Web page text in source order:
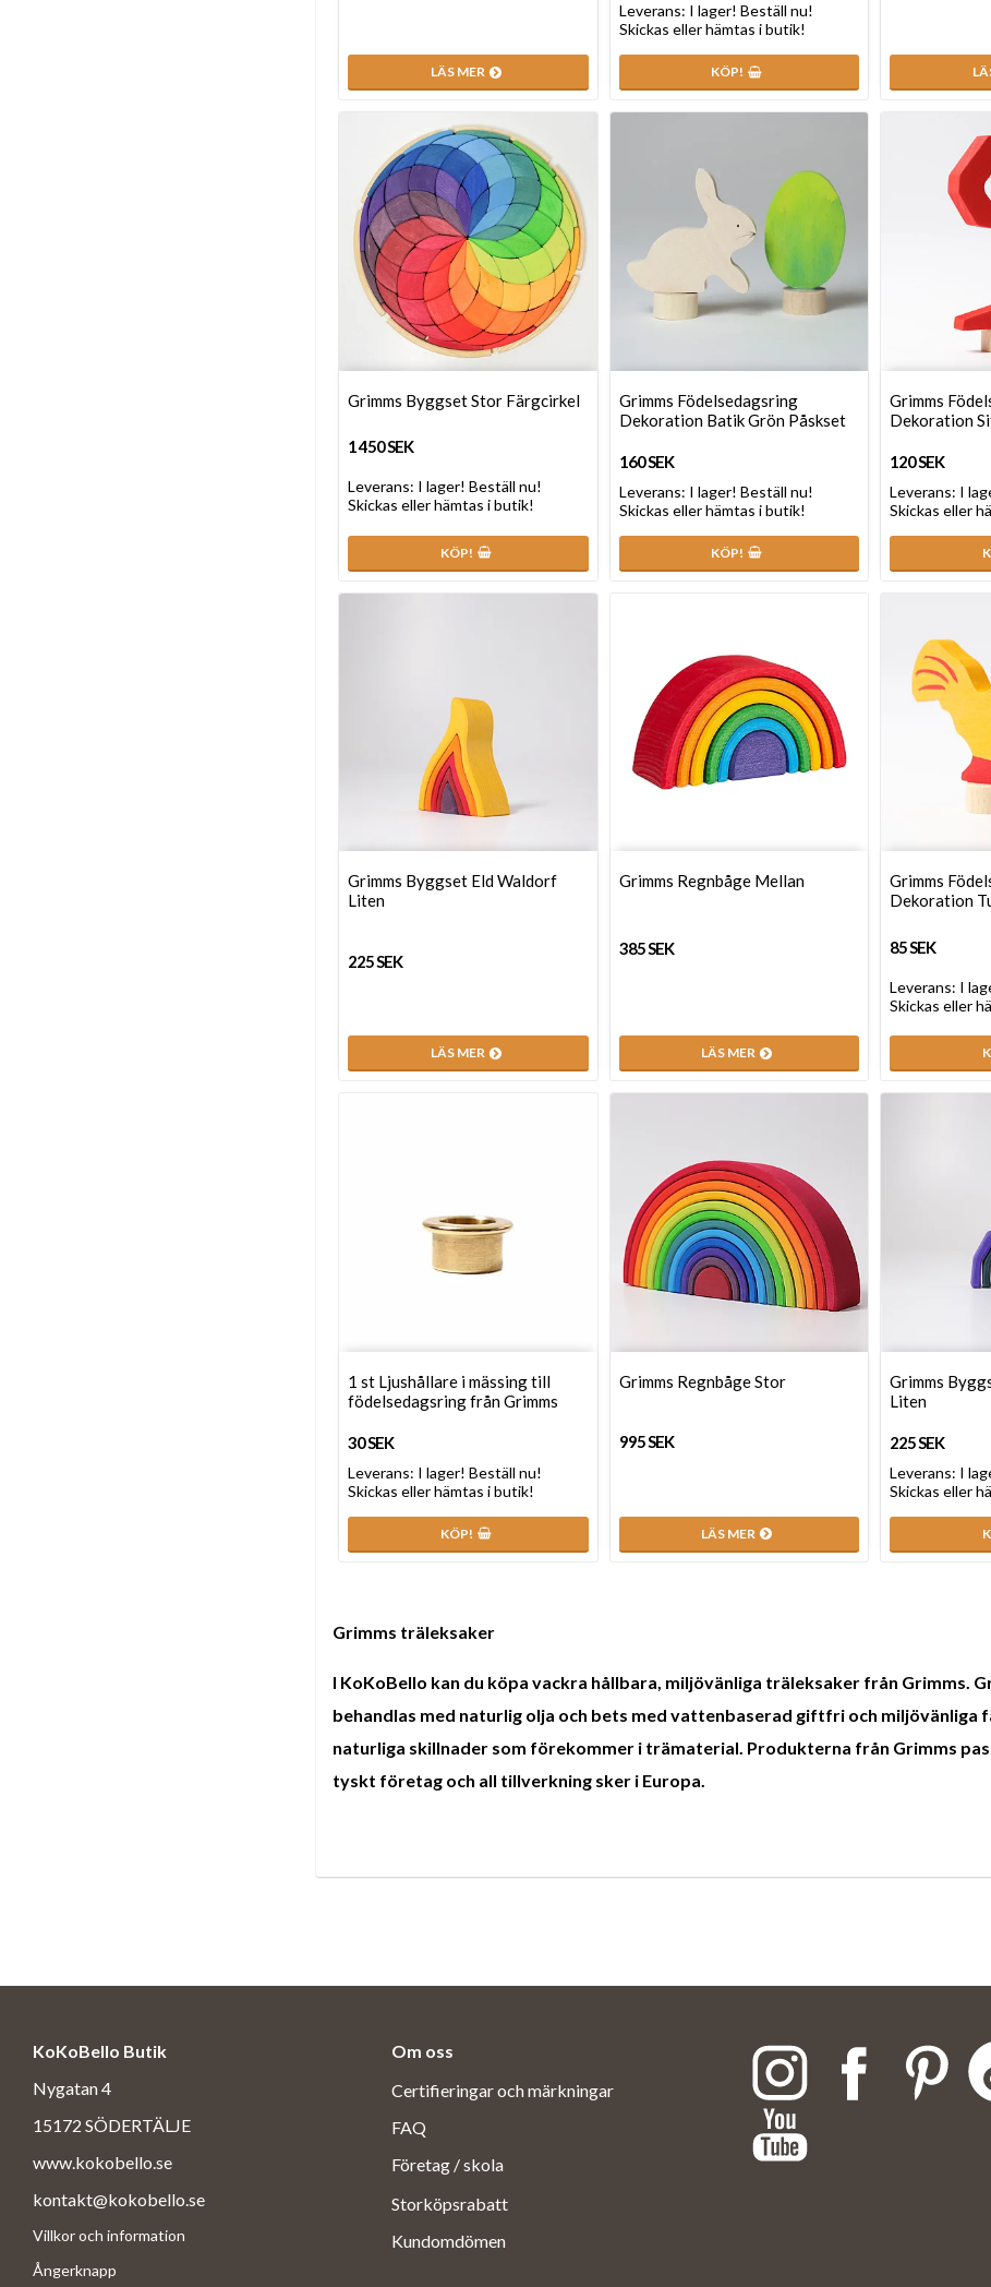
LÄS MER
Leverans: I lager! Beställ nu!
Skickas eller hämtas i butik!
KÖP!
Grimms Byggset Stor Färgcirkel
1 450 SEK
Leverans: I lager! Beställ nu!
Skickas eller hämtas i butik!
KÖP!
Grimms Födelsedagsring
Dekoration Batik Grön Påskset
160 SEK
Leverans: I lager! Beställ nu!
Skickas eller hämtas i butik!
KÖP!
Grimms
Dekoration
120 SEK
Leverans: I
Skickas eller
Grimms Byggset Eld Waldorf
Liten
225 SEK
LÄS MER
Grimms Regnbåge Mellan
385 SEK
LÄS MER
Grimms
Dekoration
85 SEK
Leverans: I
Skickas eller
1 st Ljushållare i mässing till
födelsedagsring från Grimms
30 SEK
Leverans: I lager! Beställ nu!
Skickas eller hämtas i butik!
KÖP!
Grimms Regnbåge Stor
995 SEK
LÄS MER
Grimms
Liten
225 SEK
Leverans: I
Skickas eller
Grimms träleksaker
I KoKoBello kan du köpa vackra hållbara, miljövänliga träleksaker från Grimms.
behandlas med naturlig olja och bets med vattenbaserad giftfri och miljövänliga
naturliga skillnader som förekommer i trämaterial. Produkterna från Grimms
tyskt företag och all tillverkning sker i Europa.
KoKoBello Butik
Nygatan 4
15172 SÖDERTÄLJE
www.kokobello.se
kontakt@kokobello.se
Villkor och information
Ångerknapp
Om oss
Certifieringar och märkningar
FAQ
Företag / skola
Storköpsrabatt
Kundomdömen